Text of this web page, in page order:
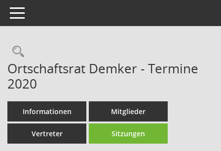
Toggle navigation
Rechercheauswahl
Ortschaftsrat Demker - Termine
2020
Informationen Mitglieder
Vertreter Sitzungen